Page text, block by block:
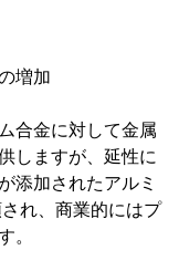
増加
合金に対して金属
しますが、延性に
添加されたアルミ
れ、商業的にはプ